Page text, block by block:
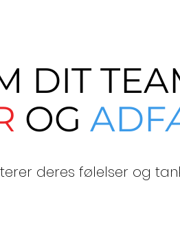
DIT
OG
deres følelser og